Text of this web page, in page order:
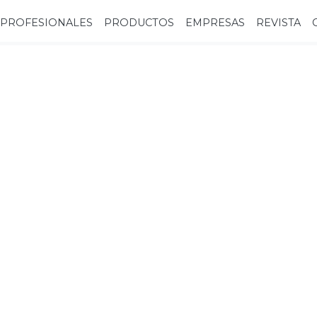
PROFESIONALES PRODUCTOS EMPRESAS REVISTA